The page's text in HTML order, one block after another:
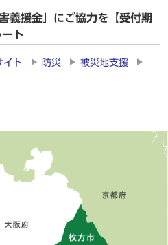
義援金」にご協力を【受付期
ト
イト 防災
被災地支援